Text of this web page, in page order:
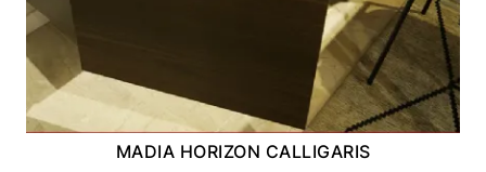
MADIA HORIZON CALLIGARIS